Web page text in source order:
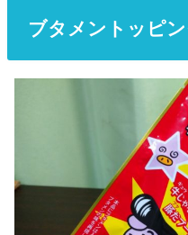
ブタメントッピ